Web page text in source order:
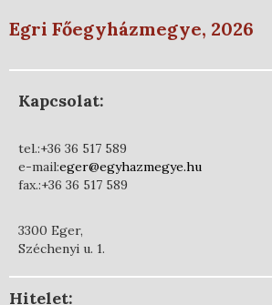
Egri Főegyházmegye, 2026
Kapcsolat:
tel.:+36 36 517 589
e-mail:eger@egyhazmegye.hu
fax.:+36 36 517 589
3300 Eger,
Széchenyi u. 1.
Hitelet: